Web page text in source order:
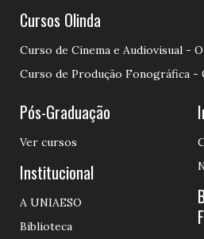
Cursos Olinda
Curso de Cinema e Audiovisual -
Curso de Produção Fonográfica -
Pós-Graduação
Ver cursos
Institucional
A UNIAESO
Biblioteca